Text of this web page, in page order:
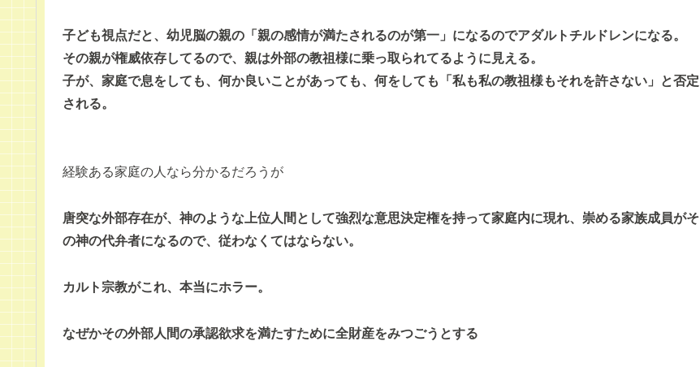
子ども視点だと、幼児脳の親の「親の感情が満たされるのが第一」になるのでアダルトチルドレンになる。
その親が権威依存してるので、親は外部の教祖様に乗っ取られてるように見える。
子が、家庭で息をしても、何か良いことがあっても、何をしても「私も私の教祖様もそれを許さない」と否定
される。
経験ある家庭の人なら分かるだろうが
唐突な外部存在が、神のような上位人間として強烈な意思決定権を持って家庭内に現れ、崇める家族成員がそ
の神の代弁者になるので、従わなくてはならない。
カルト宗教がこれ、本当にホラー。
なぜかその外部人間の承認欲求を満たすために全財産をみつごうとする